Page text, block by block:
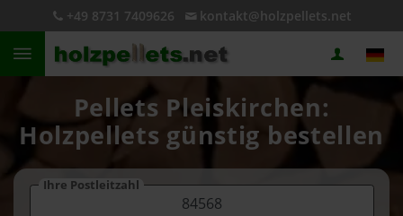
+49 8731 7409626 kontakt@holzpellets.net
Pellets Pleiskirchen:
Holzpellets günstig bestellen
Ihre Postleitzahl